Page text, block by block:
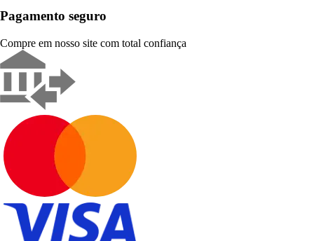
Pagamento seguro
Compre em nosso site com total confiança